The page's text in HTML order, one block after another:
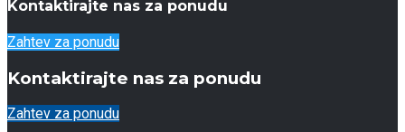
Kontaktirajte nas za ponudu
Zahtev za ponudu
Kontaktirajte nas za ponudu
Zahtev za ponudu